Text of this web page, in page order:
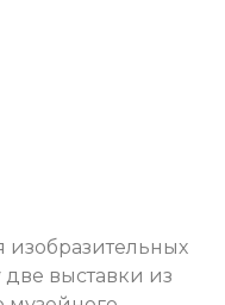
изобразительных
две выставки из